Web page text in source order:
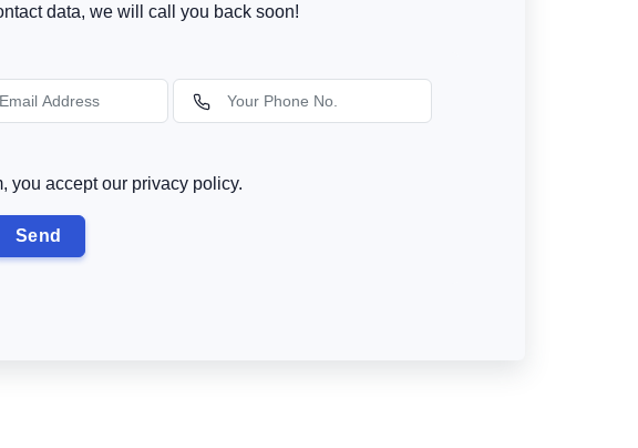
data, we will call you back soon!
you accept our privacy policy.